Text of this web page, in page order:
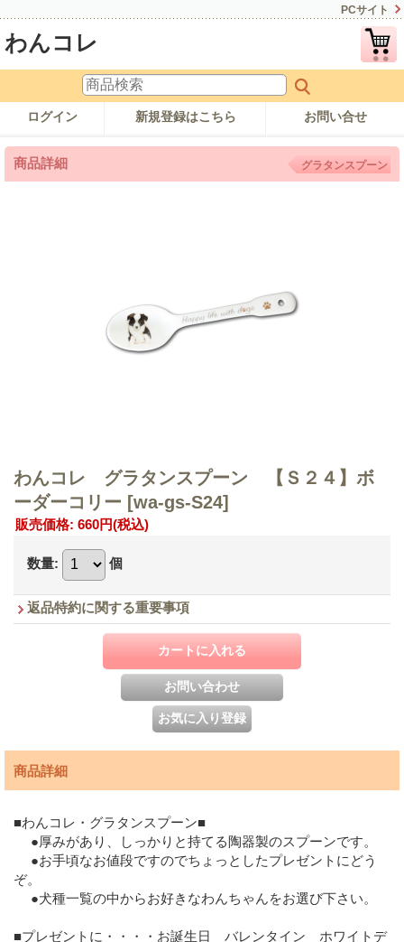
PCサイト
わんコレ
ログイン 新規登録はこちら お問い合せ
商品詳細 グラタンスプーン
わんコレ グラタンスプーン 【Ｓ２４】ボ
ーダーコリー [wa-gs-S24]
販売価格: 660円(税込)
数量: 個
返品特約に関する重要事項
商品詳細
■わんコレ・グラタンスプーン■
●厚みがあり、しっかりと持てる陶器製のスプーンです。
●お手頃なお値段ですのでちょっとしたプレゼントにどう
ぞ。
●犬種一覧の中からお好きなわんちゃんをお選び下さい。
■プレゼントに・・・・お誕生日 バレンタイン ホワイトデ